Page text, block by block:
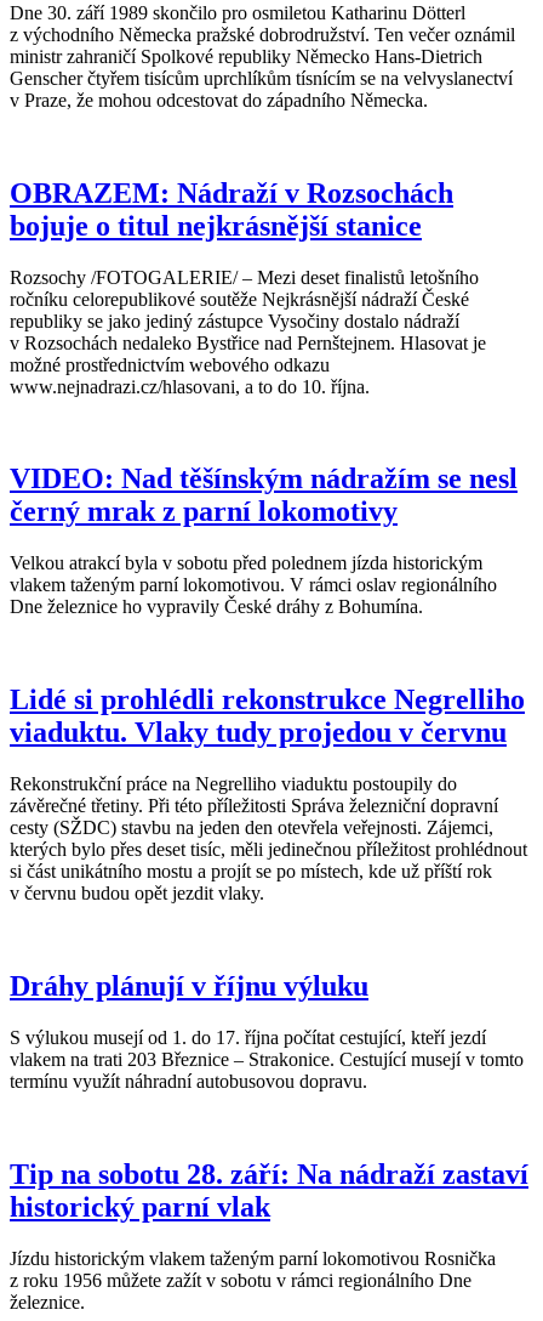
Dne 30. září 1989 skončilo pro osmiletou Katharinu Dötterl
z východního Německa pražské dobrodružství. Ten večer oznámil
ministr zahraničí Spolkové republiky Německo Hans-Dietrich
Genscher čtyřem tisícům uprchlíkům tísnícím se na velvyslanectví
v Praze, že mohou odcestovat do západního Německa.
OBRAZEM: Nádraží v Rozsochách
bojuje o titul nejkrásnější stanice
Rozsochy /FOTOGALERIE/ – Mezi deset finalistů letošního
ročníku celorepublikové soutěže Nejkrásnější nádraží České
republiky se jako jediný zástupce Vysočiny dostalo nádraží
v Rozsochách nedaleko Bystřice nad Pernštejnem. Hlasovat je
možné prostřednictvím webového odkazu
www.nejnadrazi.cz/hlasovani, a to do 10. října.
VIDEO: Nad těšínským nádražím se nesl
černý mrak z parní lokomotivy
Velkou atrakcí byla v sobotu před polednem jízda historickým
vlakem taženým parní lokomotivou. V rámci oslav regionálního
Dne železnice ho vypravily České dráhy z Bohumína.
Lidé si prohlédli rekonstrukce Negrelliho
viaduktu. Vlaky tudy projedou v červnu
Rekonstrukční práce na Negrelliho viaduktu postoupily do
závěrečné třetiny. Při této příležitosti Správa železniční dopravní
cesty (SŽDC) stavbu na jeden den otevřela veřejnosti. Zájemci,
kterých bylo přes deset tisíc, měli jedinečnou příležitost prohlédnout
si část unikátního mostu a projít se po místech, kde už příští rok
v červnu budou opět jezdit vlaky.
Dráhy plánují v říjnu výluku
S výlukou musejí od 1. do 17. října počítat cestující, kteří jezdí
vlakem na trati 203 Březnice – Strakonice. Cestující musejí v tomto
termínu využít náhradní autobusovou dopravu.
Tip na sobotu 28. září: Na nádraží zastaví
historický parní vlak
Jízdu historickým vlakem taženým parní lokomotivou Rosnička
z roku 1956 můžete zažít v sobotu v rámci regionálního Dne
železnice.